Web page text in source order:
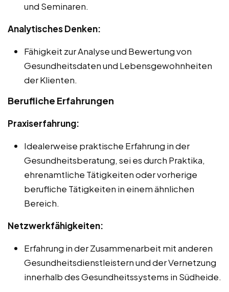
und Seminaren.
Analytisches Denken:
Fähigkeit zur Analyse und Bewertung von
Gesundheitsdaten und Lebensgewohnheiten
der Klienten.
Berufliche Erfahrungen
Praxiserfahrung:
Idealerweise praktische Erfahrung in der
Gesundheitsberatung, sei es durch Praktika,
ehrenamtliche Tätigkeiten oder vorherige
berufliche Tätigkeiten in einem ähnlichen
Bereich.
Netzwerkfähigkeiten:
Erfahrung in der Zusammenarbeit mit anderen
Gesundheitsdienstleistern und der Vernetzung
innerhalb des Gesundheitssystems in Südheide.